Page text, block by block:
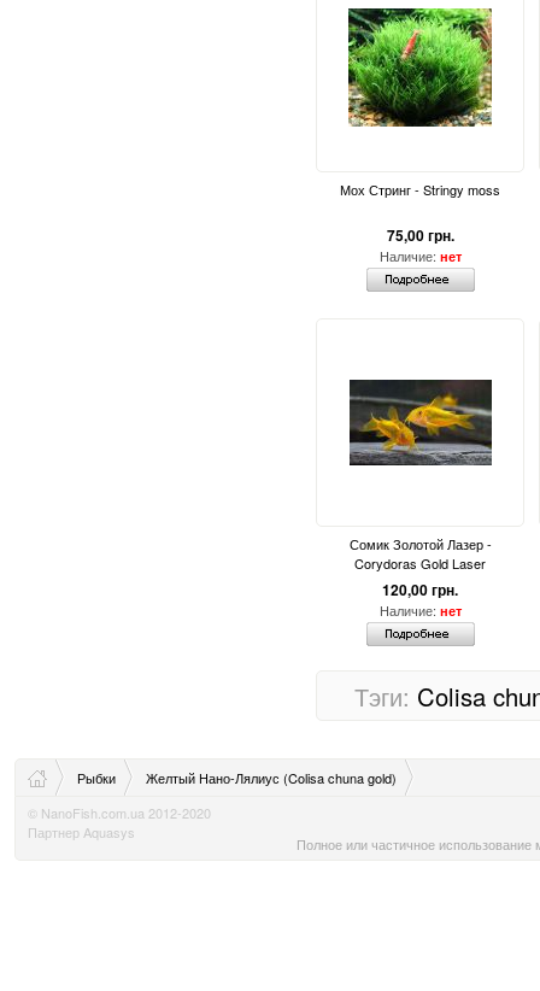
Мох Стринг - Stringy moss
75,00 грн.
Наличие: нет
Сомик Золотой Лазер -
Corydoras Gold Laser
120,00 грн.
Наличие: нет
Тэги: Colisa
Рыбки
Желтый Нано-Лялиус (Colisa chuna gold)
© NanoFish.com.ua 2012-2020
Партнер Aquasys
Полное или частичное